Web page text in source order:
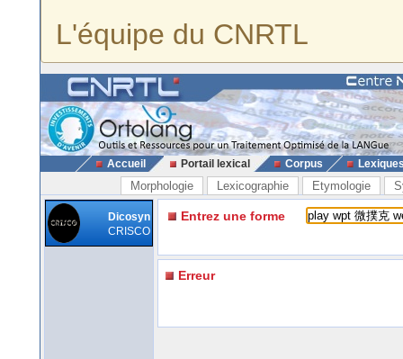
L'équipe du CNRTL
Accueil Portail lexical Corpus
Morphologie Lexicographie Etymologie
Dicosyn
CRISCO
Entrez une forme
Erreur